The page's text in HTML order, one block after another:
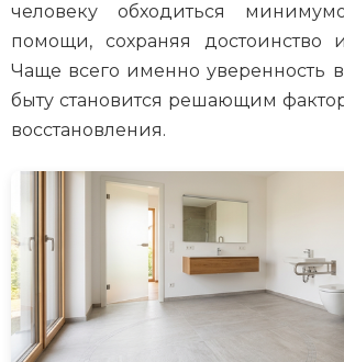
человеку обходиться
помощи, сохраняя достоинство
Чаще всего именно уверенность
быту становится решающим
восстановления.